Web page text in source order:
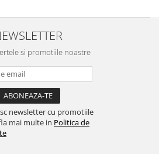
si promotiile noastre
newsletter cu promotiile
mai multe in Politica de